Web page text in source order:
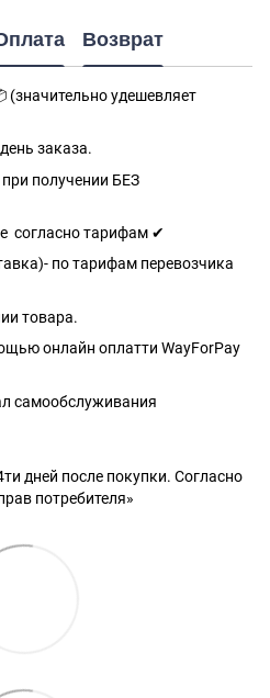
Возврат
(значительно удешевляет
заказа.
получении БЕЗ
согласно тарифам ✔
по тарифам перевозчика
товара.
онлайн оплатти WayForPay
самообслуживания
дней после покупки. Согласно
потребителя»